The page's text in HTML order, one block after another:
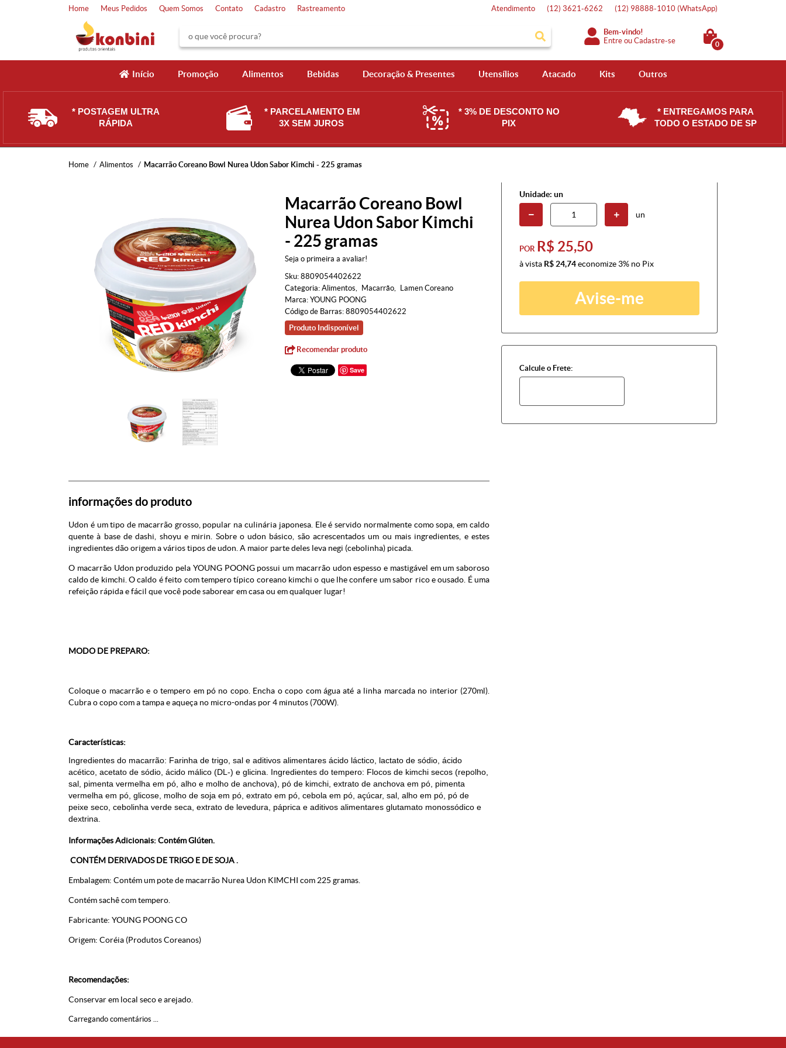
Home Meus Pedidos Quem Somos Contato Cadastro Rastreamento Atendimento (12) 3621-6262 (12) 98888-1010 (WhatsApp)
Bem-vindo!
Entre ouCadastre-se 0
Início Promoção Alimentos Bebidas Decoração & Presentes Utensílios Atacado Kits Outros
* POSTAGEM ULTRA
RÁPIDA
* PARCELAMENTO EM
3X SEM JUROS
* 3% DE DESCONTO NO
PIX
* ENTREGAMOS PARA
TODO O ESTADO DE SP
Home Alimentos Macarrão Coreano Bowl Nurea Udon Sabor Kimchi - 225 gramas
Macarrão Coreano Bowl
Nurea Udon Sabor Kimchi
- 225 gramas
Seja o primeira a avaliar!
Sku: 8809054402622
Categoria: Alimentos Macarrão
Lamen Coreano
Marca: YOUNG POONG
Código de Barras: 8809054402622
Produto Indisponível
Recomendar produto
Save
Unidade: un
un
POR R$ 25,50
à vista R$ 24,74economize 3% no Pix
Avise-me
Calcule o Frete:
informações do produto
Udon é um tipo de macarrão grosso, popular na culinária japonesa. Ele é servido normalmente como sopa, em caldo
quente à base de dashi, shoyu e mirin. Sobre o udon básico, são acrescentados um ou mais ingredientes, e estes
ingredientes dão origem a vários tipos de udon. A maior parte deles leva negi (cebolinha) picada.
O macarrão Udon produzido pela YOUNG POONG possui um macarrão udon espesso e mastigável em um saboroso
caldo de kimchi. O caldo é feito com tempero típico coreano kimchi o que lhe confere um sabor rico e ousado. É uma
refeição rápida e fácil que você pode saborear em casa ou em qualquer lugar!
MODO DE PREPARO:
Coloque o macarrão e o tempero em pó no copo. Encha o copo com água até a linha marcada no interior (270ml).
Cubra o copo com a tampa e aqueça no micro-ondas por 4 minutos (700W).
Características:
Ingredientes do macarrão: Farinha de trigo, sal e aditivos alimentares ácido láctico, lactato de sódio, ácido
acético, acetato de sódio, ácido málico (DL-) e glicina. Ingredientes do tempero: Flocos de kimchi secos (repolho,
sal, pimenta vermelha em pó, alho e molho de anchova), pó de kimchi, extrato de anchova em pó, pimenta
vermelha em pó, glicose, molho de soja em pó, extrato em pó, cebola em pó, açúcar, sal, alho em pó, pó de
peixe seco, cebolinha verde seca, extrato de levedura, páprica e aditivos alimentares glutamato monossódico e
dextrina.
Informações Adicionais: Contém Glúten.
CONTÉM DERIVADOS DE TRIGO E DE SOJA .
Embalagem: Contém um pote de macarrão Nurea Udon KIMCHI com 225 gramas.
Contém sachê com tempero.
Fabricante: YOUNG POONG CO
Origem: Coréia (Produtos Coreanos)
Recomendações:
Conservar em local seco e arejado.
Carregando comentários ...